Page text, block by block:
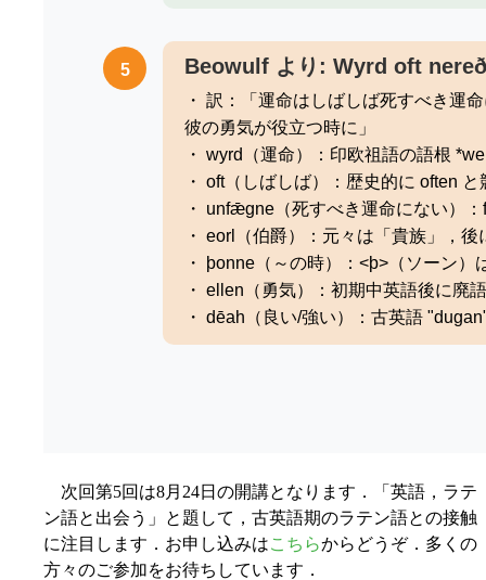
5 Beowulf より: Wyrd oft
・ 訳：「運命はしばしば死すべき運
彼の勇気が役立つ時に」
・ wyrd（運命）：印欧祖語の語根
・ oft（しばしば）：歴史的に often と
・ unfǣgne（死すべき運命にない）
・ eorl（伯爵）：元々は「貴族」，
・ þonne（～の時）：<þ>（ソーン
・ ellen（勇気）：初期中英語後に廃
・ dēah（良い/強い）：古英語
次回第5回は8月24日の開講となります．「英語，ラテ
ン語と出会う」と題して，古英語期のラテン語との接触
に注目します．お申し込みはこちらからどうぞ．多くの
方々のご参加をお待ちしています．